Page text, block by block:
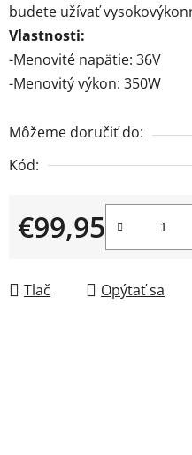
budete užívať
Vlastnosti:
-Menovité napätie: 36V
-Menovitý výkon: 350W
Môžeme doručiť do:
Kód:
€99,95
Jednotková cena:
Tlač Opýtať sa